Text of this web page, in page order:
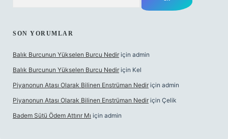
SON YORUMLAR
Balık Burcunun Yükselen Burcu Nedir için admin
Balık Burcunun Yükselen Burcu Nedir için Kel
Piyanonun Atası Olarak Bilinen Enstrüman Nedir için admin
Piyanonun Atası Olarak Bilinen Enstrüman Nedir için Çelik
Badem Sütü Ödem Attırır Mı için admin